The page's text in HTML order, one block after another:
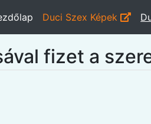
Duci Szex Képek
fizet a